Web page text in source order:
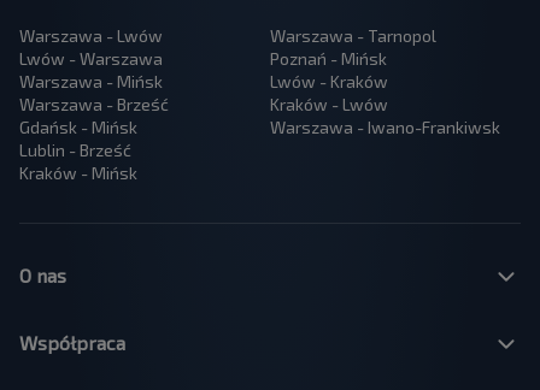
Warszawa - Lwów
Lwów - Warszawa
Warszawa - Mińsk
Warszawa - Brześć
Gdańsk - Mińsk
Lublin - Brześć
Kraków - Mińsk
Warszawa - Tarnopol
Poznań - Mińsk
Lwów - Kraków
Kraków - Lwów
Warszawa - Iwano-Frankiwsk
O nas
Współpraca